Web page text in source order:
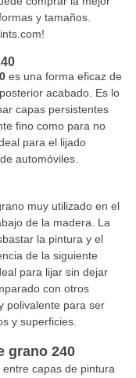
y tamaños.
es una forma eficaz de
acabado. Es lo
capas persistentes
fino como para no
para el lijado
automóviles.
muy utilizado en el
de la madera. La
la pintura y el
de la siguiente
para lijar sin dejar
con otros
polivalente para ser
y superficies.
grano 240
entre capas de pintura